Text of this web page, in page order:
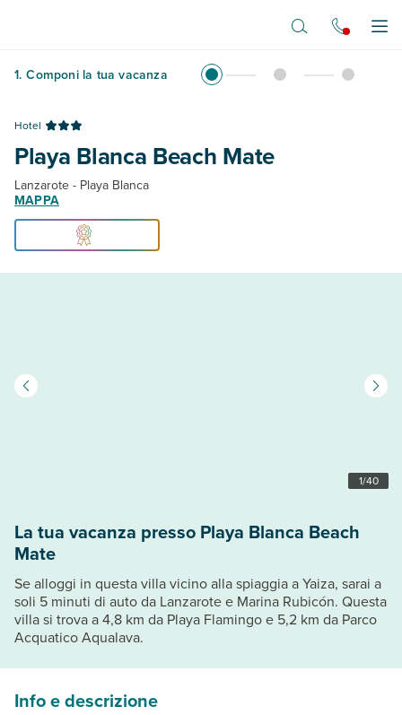
1. Componi la tua vacanza
Hotel
Playa Blanca Beach Mate
Lanzarote - Playa Blanca
MAPPA
1/40
La tua vacanza presso Playa Blanca Beach
Mate
Se alloggi in questa villa vicino alla spiaggia a Yaiza, sarai a
soli 5 minuti di auto da Lanzarote e Marina Rubicón. Questa
villa si trova a 4,8 km da Playa Flamingo e 5,2 km da Parco
Acquatico Aqualava.
Info e descrizione